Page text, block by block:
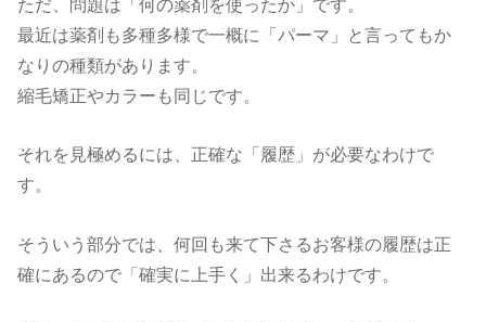
ただ、問題は「何の薬剤を使ったか」です。
最近は薬剤も多種多様で一概に「パーマ」と言ってもか
なりの種類があります。
縮毛矯正やカラーも同じです。
それを見極めるには、正確な「履歴」が必要なわけで
す。
そういう部分では、何回も来て下さるお客様の履歴は正
確にあるので「確実に上手く」出来るわけです。